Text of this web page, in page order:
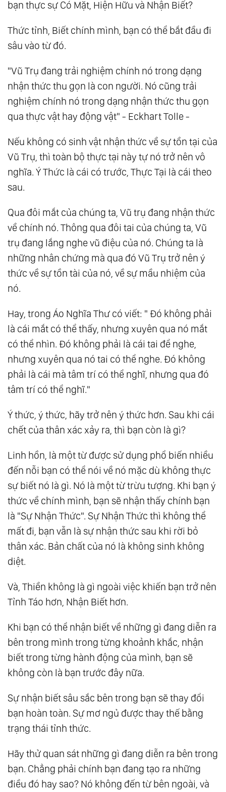
Ngạc Nhiên
21.Sự Khiêu Dâm Là Gì, Tại Sao Nó Lại Hấp
Dẫn Đến Thế?
Tôi Cũng Yêu Kem
23. Tìm Kiếm Bụng Mẹ Vũ Trụ
24.
Cây Đàn Piano Bị Bỏ Quên
25.Khi Tâm Trí Im Lặng, Trái Tim Mới Có Thể
26.Bí Mật Đằng Sau Những Câu Chuyện Cười
27.Nguồn Cảm Hứng
28. Trừ Ma
29.
30.Chân Lý
31.Đối Mặt Với Sự Cô Đơn
32.Thiên Đường Đất Lành
33.Tận Hưởng
34.Tiếng Cười
35.
bạn thực sự Có Mặt, Hiện Hữu và Nhận Biết?
Thức tỉnh, Biết chính mình, bạn có thể bắt đầu đi
sâu vào từ đó.
"Vũ Trụ đang trải nghiệm chính nó trong dạng
nhận thức thu gọn là con người. Nó cũng trải
nghiệm chính nó trong dạng nhận thức thu gọn
qua thực vật hay động vật" - Eckhart Tolle -
Nếu không có sinh vật nhận thức về sự tồn tại của
Vũ Trụ, thì toàn bộ thực tại này tự nó trở nên vô
nghĩa. Ý Thức là cái có trước, Thực Tại là cái theo
sau.
Qua đôi mắt của chúng ta, Vũ trụ đang nhận thức
về chính nó. Thông qua đôi tai của chúng ta, Vũ
trụ đang lắng nghe vũ điệu của nó. Chúng ta là
những nhân chứng mà qua đó Vũ Trụ trở nên ý
thức về sự tồn tài của nó, về sự mầu nhiệm của
nó.
Hay, trong Áo Nghĩa Thư có viết: " Đó không phải
là cái mắt có thể thấy, nhưng xuyên qua nó mắt
có thể nhìn. Đó không phải là cái tai để nghe,
nhưng xuyên qua nó tai có thể nghe. Đó không
phải là cái mà tâm trí có thể nghĩ, nhưng qua đó
tâm trí có thể nghĩ."
Ý thức, ý thức, hãy trở nên ý thức hơn. Sau khi cái
chết của thân xác xảy ra, thì bạn còn là gì?
Linh hồn, là một từ được sử dụng phổ biến nhiều
đến nỗi bạn có thể nói về nó mặc dù không thực
sự biết nó là gì. Nó là một từ trừu tượng. Khi bạn ý
thức về chính mình, bạn sẽ nhận thấy chính bạn
là "Sự Nhận Thức". Sự Nhận Thức thì không thể
mất đi, bạn vẫn là sự nhận thức sau khi rời bỏ
thân xác. Bản chất của nó là không sinh không
diệt.
Và, Thiền không là gì ngoài việc khiến bạn trở nên
Tỉnh Táo hơn, Nhận Biết hơn.
Khi bạn có thể nhận biết về những gì đang diễn ra
bên trong mình trong từng khoảnh khắc, nhận
biết trong từng hành động của mình, bạn sẽ
không còn là bạn trước đây nữa.
Sự nhận biết sâu sắc bên trong bạn sẽ thay đổi
bạn hoàn toàn. Sự mơ ngủ được thay thế bằng
trạng thái tỉnh thức.
Hãy thử quan sát những gì đang diễn ra bên trong
bạn. Chẳng phải chính bạn đang tạo ra những
điều đó hay sao? Nó không đến từ bên ngoài, và